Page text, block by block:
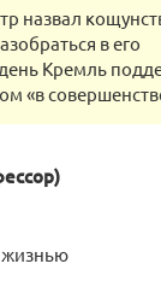
назвал
в его
Кремль
«в
жизнью